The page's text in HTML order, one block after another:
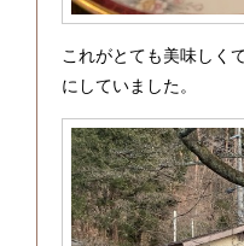
これがとても美味しく
にしていました。